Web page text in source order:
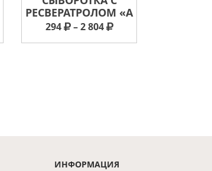
РЕСВЕРАТРОЛОМ «А
294 – 2 804
ИНФОРМАЦИЯ